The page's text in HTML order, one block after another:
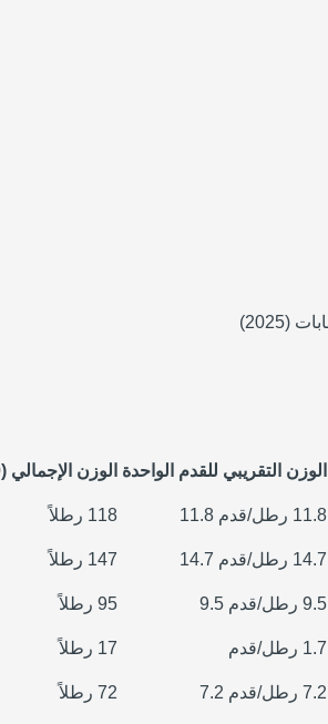
الوزن التقريبي للقدم الواحدة الوزن الإجمالي (10 أقدام)
11.8 رطل/قدم 11.8 118 رطلاً
14.7 رطل/قدم 14.7 147 رطلاً
9.5 رطل/قدم 9.5 95 رطلاً
1.7 رطل/قدم 17 رطلاً
7.2 رطل/قدم 7.2
72 رطلاً